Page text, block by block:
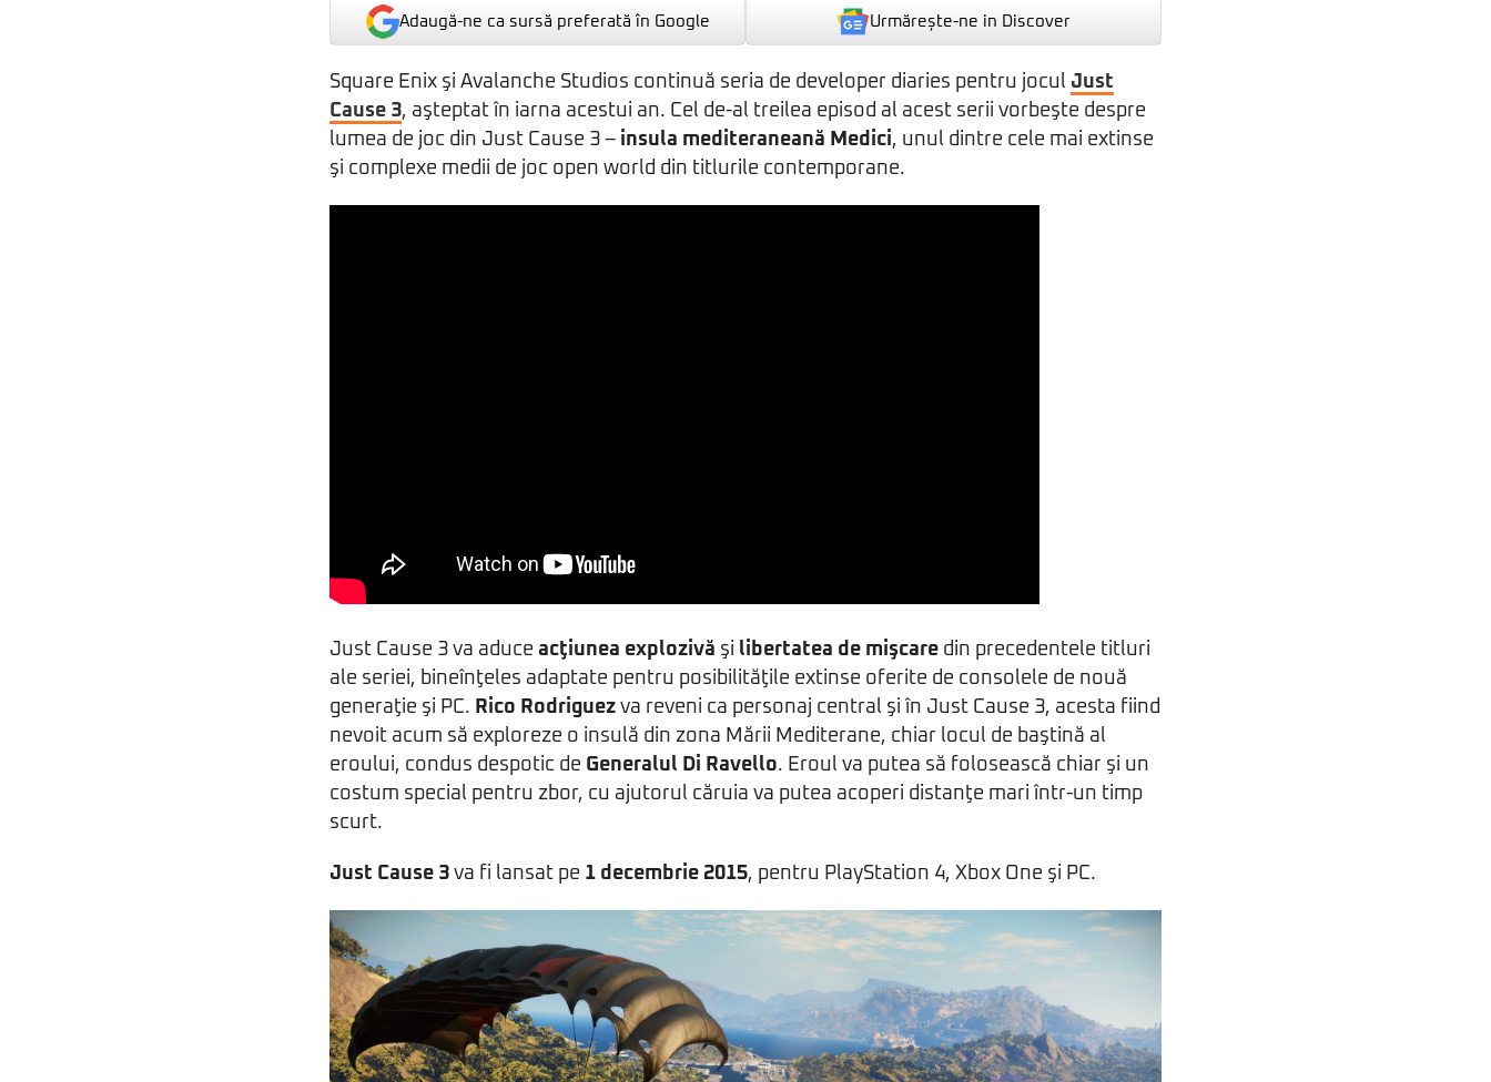
Adaugă-ne ca sursă preferată în Google Urmărește-ne in Discover
Square Enix şi Avalanche Studios continuă seria de developer diaries pentru jocul Just
Cause 3, aşteptat în iarna acestui an. Cel de-al treilea episod al acest serii vorbeşte despre
lumea de joc din Just Cause 3 – insula mediteraneană Medici, unul dintre cele mai extinse
şi complexe medii de joc open world din titlurile contemporane.
Just Cause 3 va aduce acţiunea explozivă şi libertatea de mişcare din precedentele titluri
ale seriei, bineînţeles adaptate pentru posibilităţile extinse oferite de consolele de nouă
generaţie şi PC. Rico Rodriguez va reveni ca personaj central şi în Just Cause 3, acesta fiind
nevoit acum să exploreze o insulă din zona Mării Mediterane, chiar locul de baştină al
eroului, condus despotic de Generalul Di Ravello. Eroul va putea să folosească chiar şi un
costum special pentru zbor, cu ajutorul căruia va putea acoperi distanţe mari într-un timp
scurt.
Just Cause 3 va fi lansat pe 1 decembrie 2015, pentru PlayStation 4, Xbox One şi PC.